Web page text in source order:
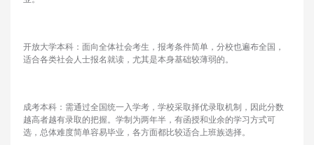
开放大学本科：面向全体社会考生，报考条件简单，分校也遍布全国，
适合各类社会人士报名就读，尤其是本身基础较薄弱的。
成考本科：需通过全国统一入学考，学校采取择优录取机制，因此分数
越高者越有录取的把握。学制为两年半，有函授和业余的学习方式可
选，总体难度简单容易毕业，各方面都比较适合上班族选择。